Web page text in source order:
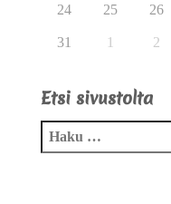
24 25 26
31 1 2
Etsi sivustolta